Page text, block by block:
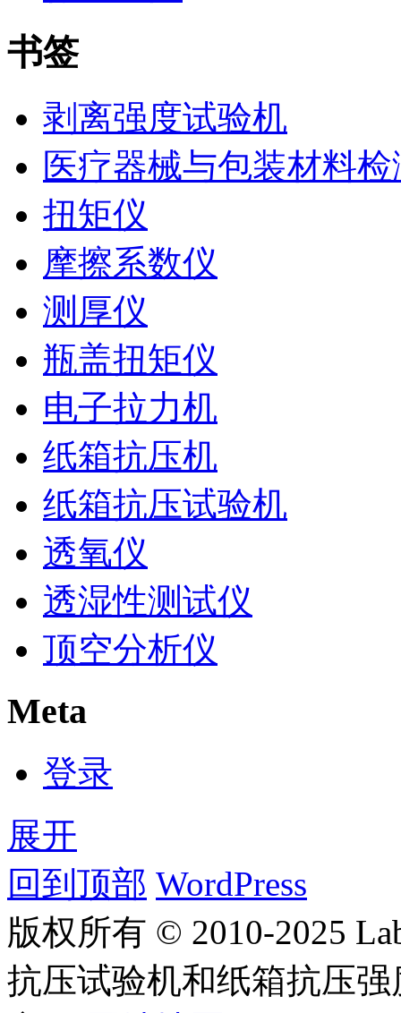
书签
剥离强度试验机
医疗器械与包装材料检
扭矩仪
摩擦系数仪
测厚仪
瓶盖扭矩仪
电子拉力机
纸箱抗压机
纸箱抗压试验机
透氧仪
透湿性测试仪
顶空分析仪
Meta
登录
展开
回到顶部 WordPress
版权所有 © 2010-2025
抗压试验机和纸箱抗压